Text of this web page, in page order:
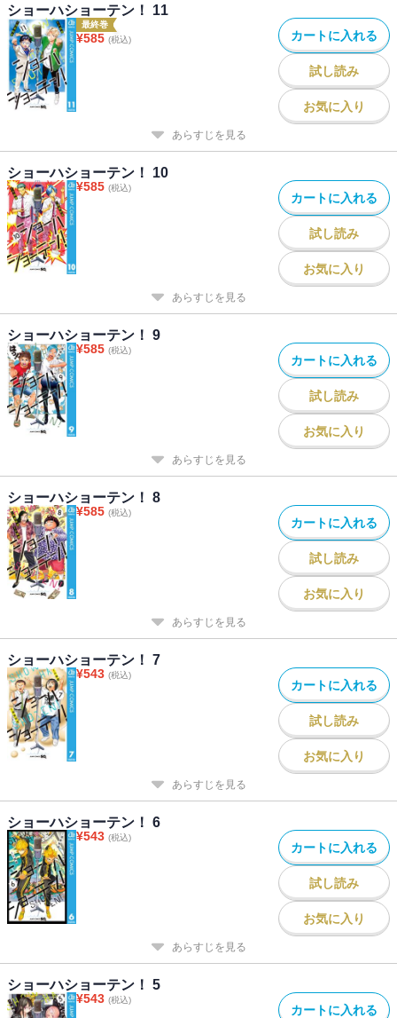
ショーハショーテン！ 11
最終巻
¥585 (税込) カートに入れる
試し読み
お気に入り
あらすじを見る
ショーハショーテン！ 10
¥585 (税込)
カートに入れる
試し読み
お気に入り
あらすじを見る
ショーハショーテン！ 9
¥585 (税込)
カートに入れる
試し読み
お気に入り
あらすじを見る
ショーハショーテン！ 8
¥585 (税込)
カートに入れる
試し読み
お気に入り
あらすじを見る
ショーハショーテン！ 7
¥543 (税込)
カートに入れる
試し読み
お気に入り
あらすじを見る
ショーハショーテン！ 6
¥543 (税込)
カートに入れる
試し読み
お気に入り
あらすじを見る
ショーハショーテン！ 5
¥543 (税込)
カートに入れる